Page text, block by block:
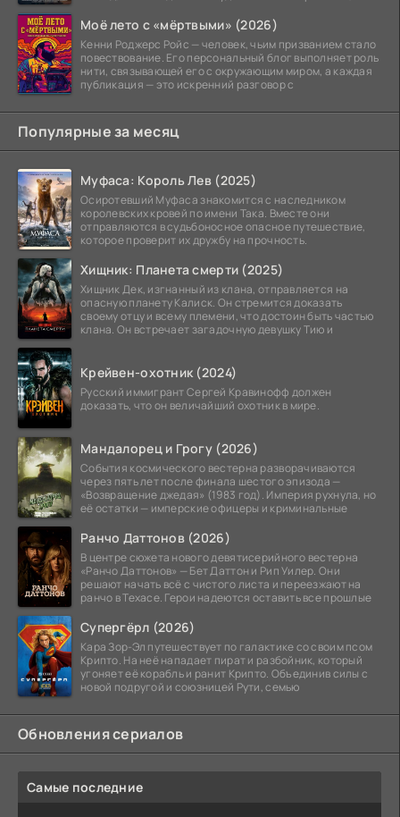
Моё лето с «мёртвыми» (2026)
Кенни Роджерс Ройс — человек, чьим призванием стало
повествование. Его персональный блог выполняет роль
нити, связывающей его с окружающим миром, а каждая
публикация — это искренний разговор с
Популярные за месяц
Муфаса: Король Лев (2025)
Осиротевший Муфаса знакомится с наследником
королевских кровей по имени Така. Вместе они
отправляются в судьбоносное опасное путешествие,
которое проверит их дружбу на прочность.
Хищник: Планета смерти (2025)
Хищник Дек, изгнанный из клана, отправляется на
опасную планету Калиск. Он стремится доказать
своему отцу и всему племени, что достоин быть частью
клана. Он встречает загадочную девушку Тию и
Крейвен-охотник (2024)
Русский иммигрант Сергей Кравинофф должен
доказать, что он величайший охотник в мире.
Мандалорец и Грогу (2026)
События космического вестерна разворачиваются
через пять лет после финала шестого эпизода —
«Возвращение джедая» (1983 год). Империя рухнула, но
её остатки — имперские офицеры и криминальные
Ранчо Даттонов (2026)
В центре сюжета нового девятисерийного вестерна
«Ранчо Даттонов» — Бет Даттон и Рип Уилер. Они
решают начать всё с чистого листа и переезжают на
ранчо в Техасе. Герои надеются оставить все прошлые
Супергёрл (2026)
Кара Зор-Эл путешествует по галактике со своим псом
Крипто. На неё нападает пират и разбойник, который
угоняет её корабль и ранит Крипто. Объединив силы с
новой подругой и союзницей Рути, семью
Обновления сериалов
Самые последние